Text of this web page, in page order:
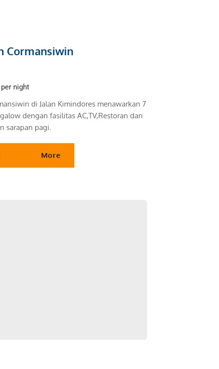
Cormansiwin
per night
di Jalan Kimindores menawarkan 7
dengan fasilitas AC,TV,Restoran dan
sarapan pagi.
More